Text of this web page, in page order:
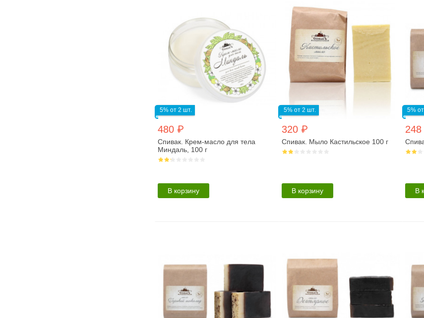
5% от 2 шт.
480 ₽
Спивак. Крем-масло для тела
Миндаль, 100 г
В корзину
5% от 2 шт.
320 ₽
Спивак. Мыло Кастильское 100 г
В корзину
5%
В